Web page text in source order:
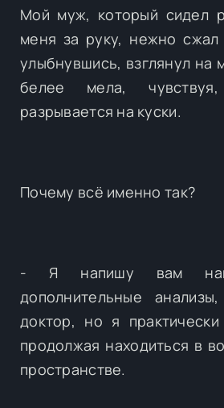
Мой муж, который сидел
меня за руку, нежно
улыбнувшись, взглянул на
белее мела,
разрывается на куски.
Почему всё именно так?
- Я напишу вам
дополнительные
доктор, но я
продолжая находиться в
пространстве.